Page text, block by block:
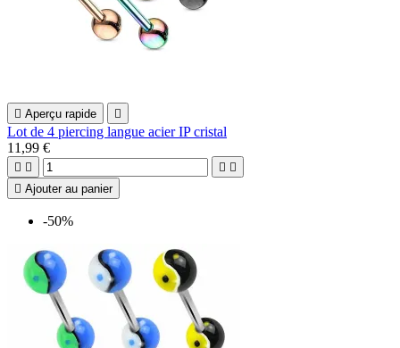
 Aperçu rapide 
Lot de 4 piercing langue acier IP cristal
11,99 €
   
 Ajouter au panier
-50%